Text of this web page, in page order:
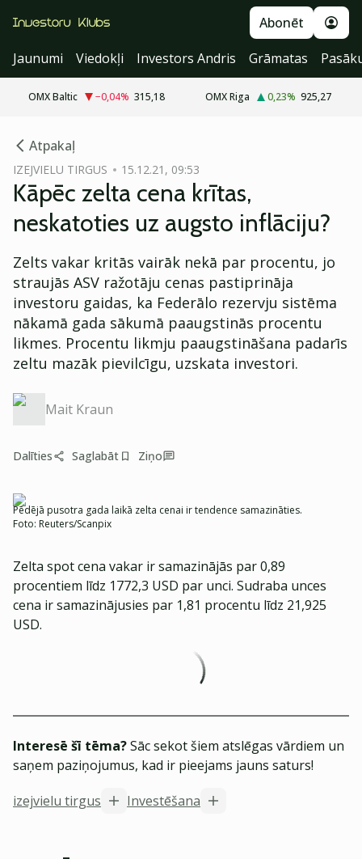
Abonēt
Jaunumi
Viedokļi Investors Andris Grāmatas
OMX Baltic −0,04% 315,18 OMX Riga 0,23% 925,27
Atpakaļ
IZEJVIELU TIRGUS 15.12.21, 09:53
Kāpēc zelta cena krītas,
neskatoties uz augsto inflāciju?
Zelts vakar kritās vairāk nekā par procentu, jo
straujās ASV ražotāju cenas pastiprināja
investoru gaidas, ka Federālo rezervju sistēma
nākamā gada sākumā paaugstinās procentu
likmes. Procentu likmju paaugstināšana padarīs
zeltu mazāk pievilcīgu, uzskata investori.
Mait Kraun
Dalīties Saglabāt Ziņo
Pēdējā pusotra gada laikā zelta cenai ir tendence samazināties.
Foto: Reuters/Scanpix
Zelta spot cena vakar ir samazinājās par 0,89
procentiem līdz 1772,3 USD par unci. Sudraba unces
cena ir samazinājusies par 1,81 procentu līdz 21,925
USD.
Interesē šī tēma?Sāc sekot šiem atslēgas vārdiem un
saņem paziņojumus, kad ir pieejams jauns saturs!
izejvielu tirgus
Investēšana